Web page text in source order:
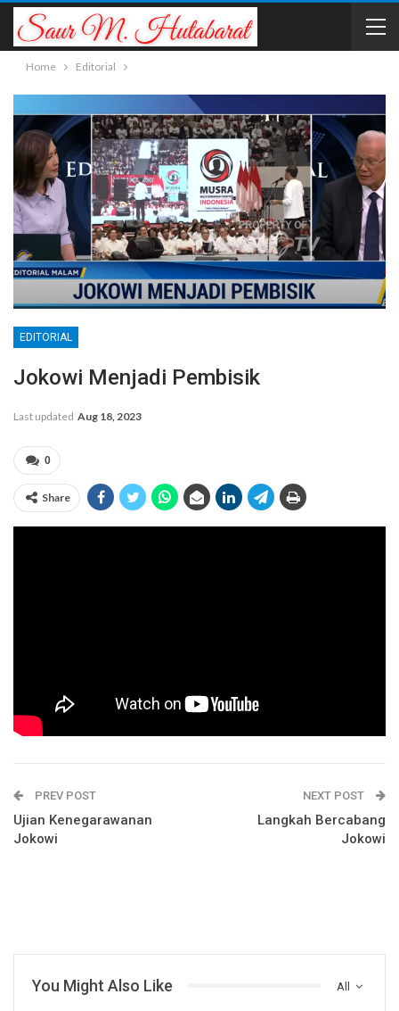
Home Editorial
EDITORIAL
Jokowi Menjadi Pembisik
Last updated Aug 18, 2023
0
Share
PREV POST
Ujian Kenegarawanan
Jokowi
NEXT POST
Langkah Bercabang
Jokowi
All
You Might Also Like